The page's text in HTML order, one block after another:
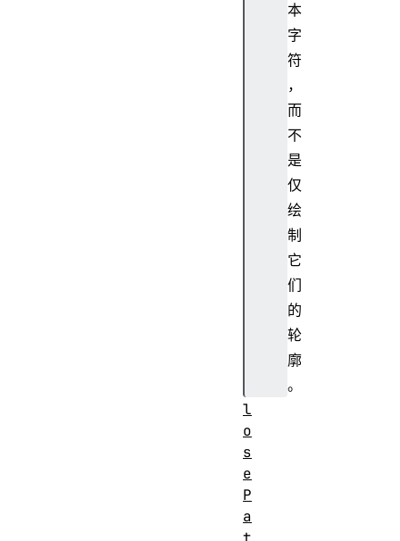
本
字
符
，
而
不
是
仅
绘
制
它
们
的
轮
廓
。
l
o
s
e
P
a